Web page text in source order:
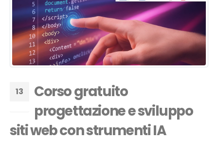
13
Corso gratuito
progettazione e sviluppo
siti web con strumenti IA